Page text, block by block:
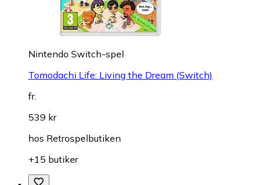
Nintendo Switch-spel
Tomodachi Life: Living the Dream (Switch)
fr.
539 kr
hos Retrospelbutiken
+15 butiker